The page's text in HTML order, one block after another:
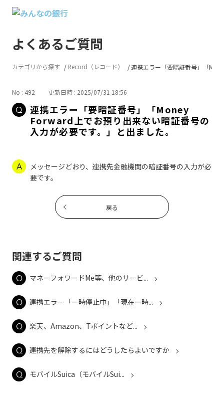
よくあるご質問
カテゴリから探す Record（レコード） 連携エラー「要暗証番号」「
No : 492 更新日時 : 2025/07/31 18:56
連携エラー「要暗証番号」「Money
Forward上でお預り出来ない暗証番号の
入力が必要です。」と出ました。
メッセージどおり、連携先金融機関の暗証番号の入力が必
要です。
戻る
関連するご質問
マネーフォワードMe等、他のサービ...
連携エラー「一時停止中」「現在一時...
楽天、Amazon、Tポイントなど...
連携先を解除するにはどうしたらよいですか
モバイルSuica（モバイルSui...